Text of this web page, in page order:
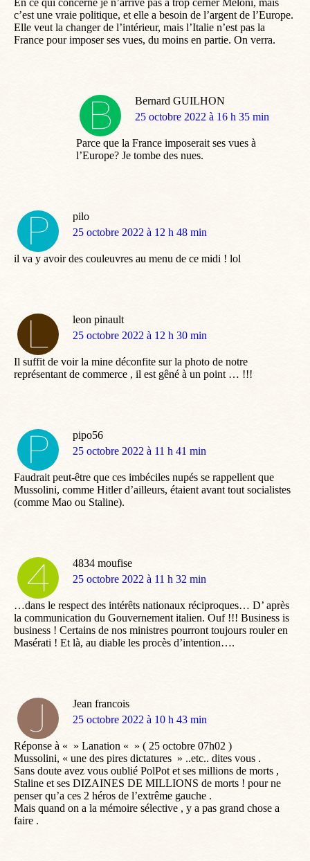
En ce qui concerne je n’arrive pas à trop cerner Méloni, mais
c’est une vraie politique, et elle a besoin de l’argent de l’Europe.
Elle veut la changer de l’intérieur, mais l’Italie n’est pas la
France pour imposer ses vues, du moins en partie. On verra.
Bernard GUILHON
dit
25 octobre 2022 à 16 h 35 min
Parce que la France imposerait ses vues à
l’Europe? Je tombe des nues.
pilo
dit
25 octobre 2022 à 12 h 48 min
il va y avoir des couleuvres au menu de ce midi ! lol
leon pinault
dit
25 octobre 2022 à 12 h 30 min
Il suffit de voir la mine déconfite sur la photo de notre
représentant de commerce , il est gêné à un point … !!!
pipo56
dit
25 octobre 2022 à 11 h 41 min
Faudrait peut-être que ces imbéciles nupés se rappellent que
Mussolini, comme Hitler d’ailleurs, étaient avant tout socialistes
(comme Mao ou Staline).
4834 moufise
dit
25 octobre 2022 à 11 h 32 min
…dans le respect des intérêts nationaux réciproques… D’ après
la communication du Gouvernement italien. Ouf !!! Business is
business ! Certains de nos ministres pourront toujours rouler en
Masérati ! Et là, au diable les procès d’intention….
Jean francois
dit
25 octobre 2022 à 10 h 43 min
Réponse à « » Lanation « » ( 25 octobre 07h02 )
Mussolini, « une des pires dictatures » ..etc.. dites vous .
Sans doute avez vous oublié PolPot et ses millions de morts ,
Staline et ses DIZAINES DE MILLIONS de morts ! pour ne
penser qu’a ces 2 héros de l’extrême gauche .
Mais quand on a la mémoire sélective , y a pas grand chose a
faire .